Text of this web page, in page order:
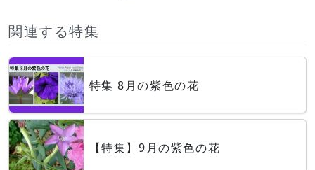
関連する特集
特集 8月の紫色の花
【特集】9月の紫色の花